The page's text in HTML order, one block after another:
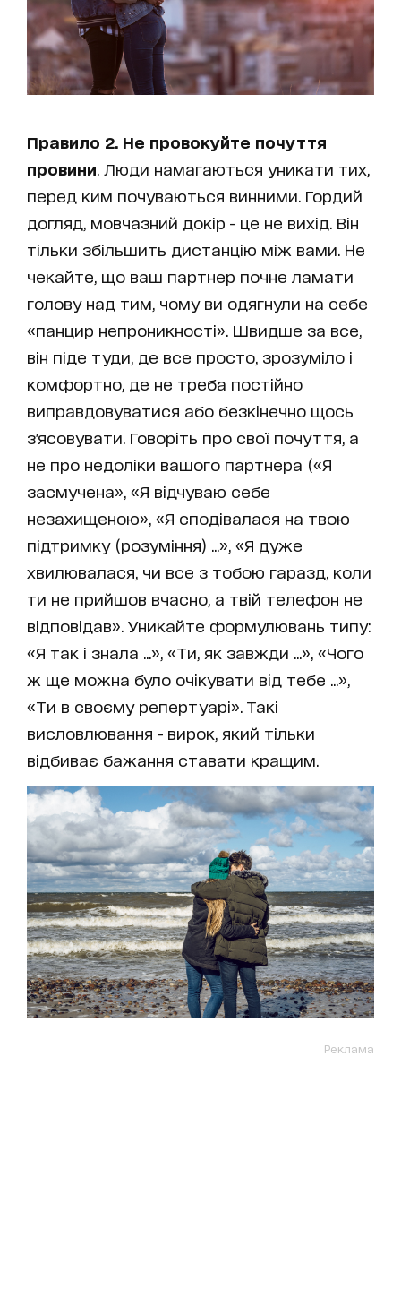
Правило 2. Не провокуйте почуття
провини . Люди намагаються уникати тих,
перед ким почуваються винними. Гордий
догляд, мовчазний докір - це не вихід. Він
тільки збільшить дистанцію між вами. Не
чекайте, що ваш партнер почне ламати
голову над тим, чому ви одягнули на себе
«панцир непроникності». Швидше за все,
він піде туди, де все просто, зрозуміло і
комфортно, де не треба постійно
виправдовуватися або безкінечно щось
з'ясовувати. Говоріть про свої почуття, а
не про недоліки вашого партнера («Я
засмучена», «Я відчуваю себе
незахищеною», «Я сподівалася на твою
підтримку (розуміння) ...», «Я дуже
хвилювалася, чи все з тобою гаразд, коли
ти не прийшов вчасно, а твій телефон не
відповідав». Уникайте формулювань типу:
«Я так і знала ...», «Ти, як завжди ...», «Чого
ж ще можна було очікувати від тебе ...»,
«Ти в своєму репертуарі». Такі
висловлювання - вирок, який тільки
відбиває бажання ставати кращим.
Реклама